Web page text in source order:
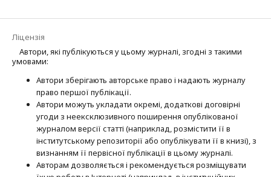
Ліцензія
Автори, які публікуються у цьому журналі, згодні з такими
умовами:
Автори зберігають авторське право і надають журналу
право першої публі­кації.
Автори можуть укладати окремі, додат­кові договірні
угоди з неексклюзив­ного поширення опублікованої
журналом версії статті (наприклад, розмістити її в
інститутському репозиторії або опубліку­вати її в книзі), з
визнанням її первісної публікації в цьому журналі.
Авторам дозволяється і рекомендується розміщувати